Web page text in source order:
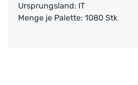
Ursprungsland: IT
Menge je Palette: 1080 Stk